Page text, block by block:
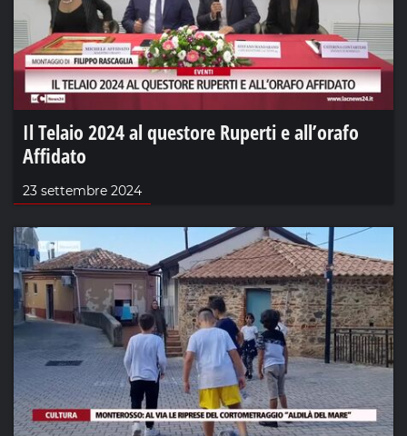
Il Telaio 2024 al questore Ruperti e all’orafo
Affidato
23 settembre 2024